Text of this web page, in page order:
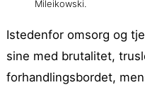
Mileikowski.
Istedenfor omsorg og
sine med brutalitet,
forhandlingsbordet,